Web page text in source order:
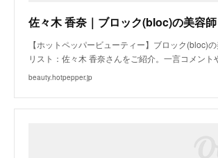
【ホットペッパービューティー】ブロック(bloc)
リスト：佐々木 香奈さんをご紹介。一言コメン
beauty.hotpepper.jp